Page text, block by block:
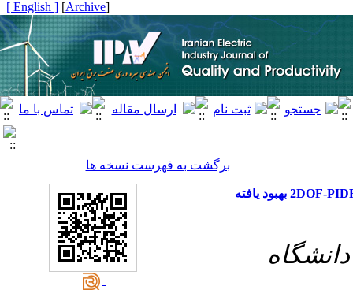
[
Archive
]
[ English ]
برگشت به فهرست نسخه ها